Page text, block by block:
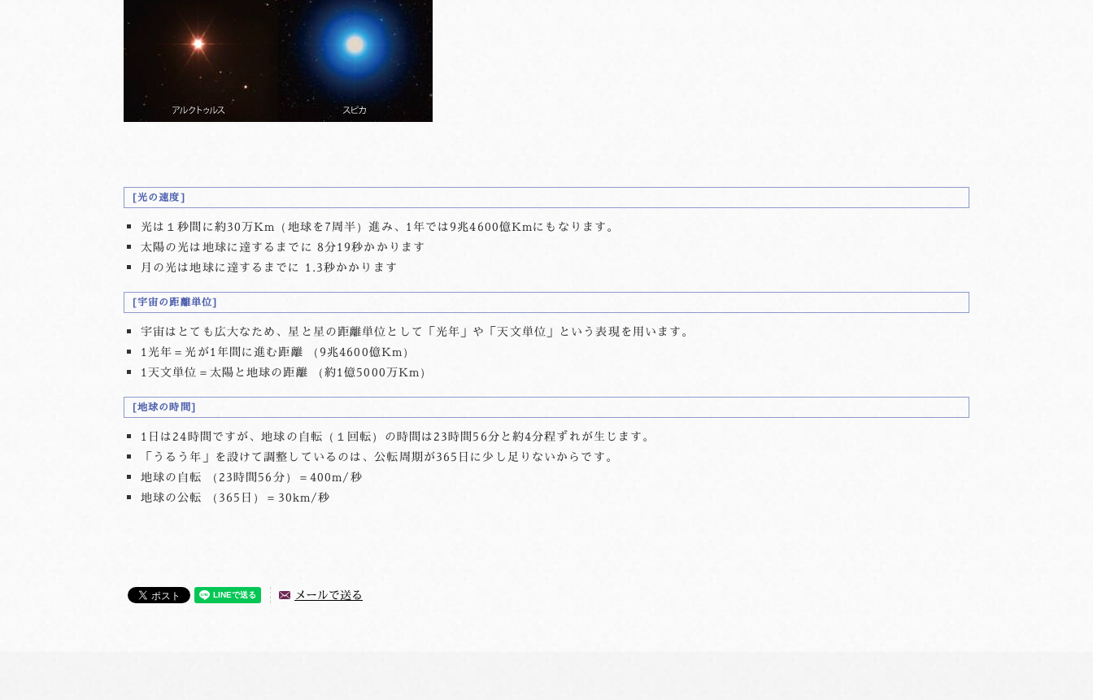
光の速度
光は１秒間に約30万Km（地球を7周半）進み、1年では9兆4600億Kmにもなります。
太陽の光は地球に達するまでに 8分19秒かかります
月の光は地球に達するまでに 1.3秒かかります
宇宙の距離単位
宇宙はとても広大なため、星と星の距離単位として「光年」や「天文単位」という表現を用います。
1光年＝光が1年間に進む距離 （9兆4600億Km）
1天文単位＝太陽と地球の距離 （約1億5000万Km）
地球の時間
1日は24時間ですが、地球の自転（１回転）の時間は23時間56分と約4分程ずれが生じます。
「うるう年」を設けて調整しているのは、公転周期が365日に少し足りないからです。
地球の自転 （23時間56分）＝400m/秒
地球の公転 （365日）＝30km/秒
メールで送る